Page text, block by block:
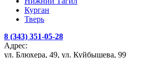
Курган
Тверь
8 (343) 351-05-28
Адрес:
ул. Блюхера, 49, ул. Куйбышева, 99